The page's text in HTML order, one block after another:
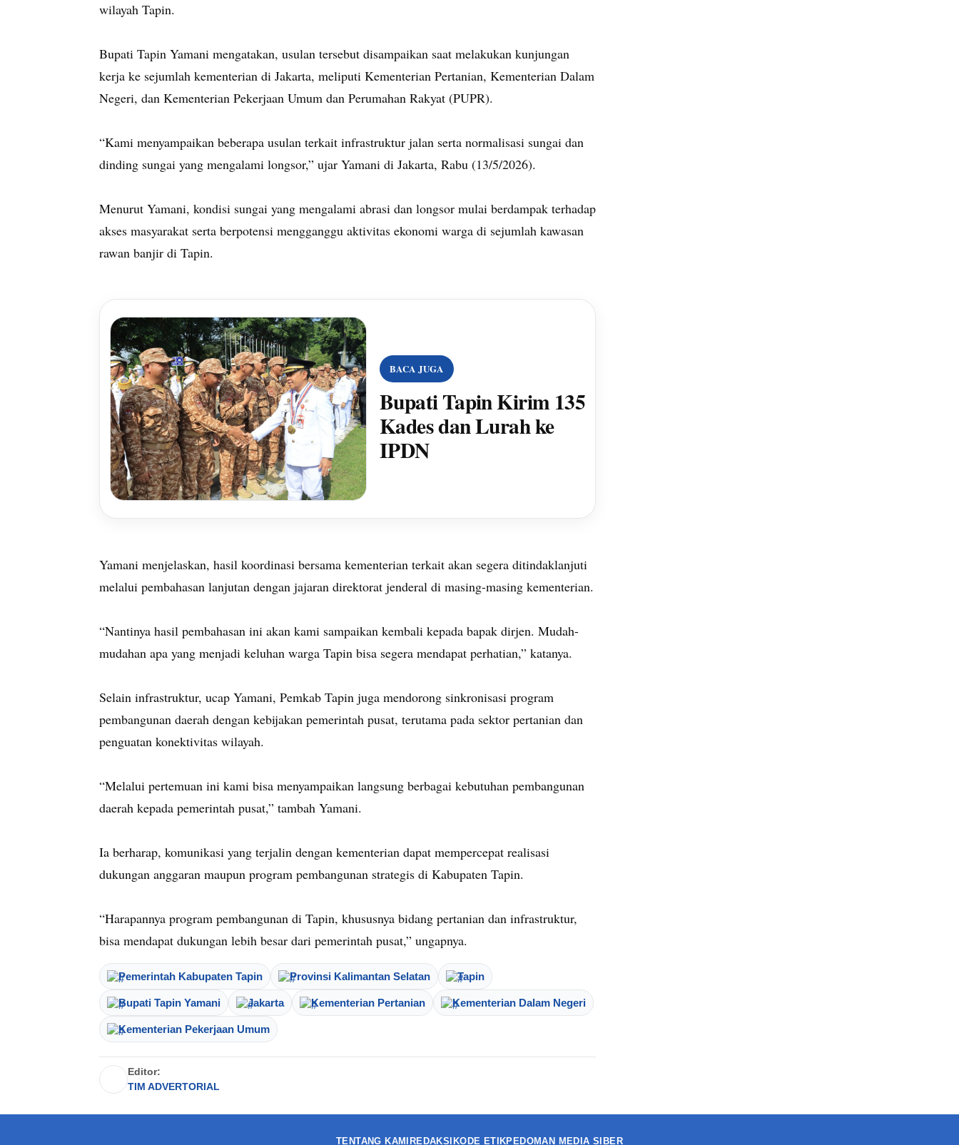
wilayah Tapin.
Bupati Tapin Yamani mengatakan, usulan tersebut disampaikan saat melakukan kunjungan
kerja ke sejumlah kementerian di Jakarta, meliputi Kementerian Pertanian, Kementerian Dalam
Negeri, dan Kementerian Pekerjaan Umum dan Perumahan Rakyat (PUPR).
“Kami menyampaikan beberapa usulan terkait infrastruktur jalan serta normalisasi sungai dan
dinding sungai yang mengalami longsor,” ujar Yamani di Jakarta, Rabu (13/5/2026).
Menurut Yamani, kondisi sungai yang mengalami abrasi dan longsor mulai berdampak terhadap
akses masyarakat serta berpotensi mengganggu aktivitas ekonomi warga di sejumlah kawasan
rawan banjir di Tapin.
BACA JUGA
Bupati Tapin Kirim 135
Kades dan Lurah ke
IPDN
Yamani menjelaskan, hasil koordinasi bersama kementerian terkait akan segera ditindaklanjuti
melalui pembahasan lanjutan dengan jajaran direktorat jenderal di masing-masing kementerian.
“Nantinya hasil pembahasan ini akan kami sampaikan kembali kepada bapak dirjen. Mudah-
mudahan apa yang menjadi keluhan warga Tapin bisa segera mendapat perhatian,” katanya.
Selain infrastruktur, ucap Yamani, Pemkab Tapin juga mendorong sinkronisasi program
pembangunan daerah dengan kebijakan pemerintah pusat, terutama pada sektor pertanian dan
penguatan konektivitas wilayah.
“Melalui pertemuan ini kami bisa menyampaikan langsung berbagai kebutuhan pembangunan
daerah kepada pemerintah pusat,” tambah Yamani.
Ia berharap, komunikasi yang terjalin dengan kementerian dapat mempercepat realisasi
dukungan anggaran maupun program pembangunan strategis di Kabupaten Tapin.
“Harapannya program pembangunan di Tapin, khususnya bidang pertanian dan infrastruktur,
bisa mendapat dukungan lebih besar dari pemerintah pusat,” ungapnya.
Pemerintah Kabupaten Tapin Provinsi Kalimantan Selatan Tapin
Bupati Tapin Yamani Jakarta Kementerian Pertanian Kementerian Dalam Negeri
Kementerian Pekerjaan Umum
Editor:
TIM ADVERTORIAL
TENTANG KAMI REDAKSI KODE ETIKPEDOMAN MEDIA SIBER